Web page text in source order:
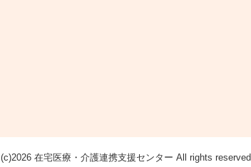
(c)2026 在宅医療・介護連携支援センター All rights reserved.